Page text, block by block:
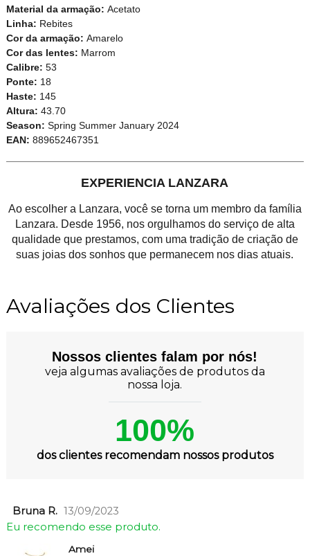
Material da armação: Acetato
Linha: Rebites
Cor da armação: Amarelo
Cor das lentes: Marrom
Calibre: 53
Ponte: 18
Haste: 145
Altura: 43.70
Season: Spring Summer January 2024
EAN: 889652467351
EXPERIENCIA LANZARA
Ao escolher a Lanzara, você se torna um membro da família
Lanzara. Desde 1956, nos orgulhamos do serviço de alta
qualidade que prestamos, com uma tradição de criação de
suas joias dos sonhos que permanecem nos dias atuais.
Avaliações dos Clientes
Nossos clientes falam por nós!
veja algumas avaliações de produtos da
nossa loja.
100%
dos clientes recomendam nossos produtos
Bruna R. 13/09/2023
Eu recomendo esse produto.
Amei